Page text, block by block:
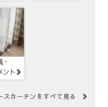
ント
スカーテンをすべて見る